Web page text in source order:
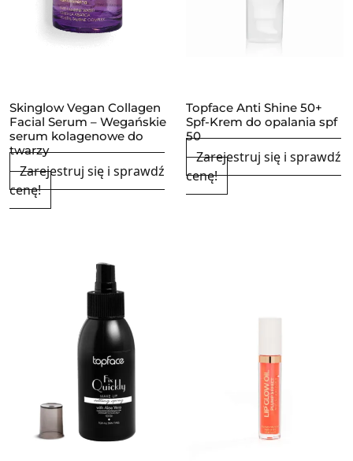
Skinglow Vegan Collagen
Facial Serum – Wegańskie
serum kolagenowe do
twarzy
Zarejestruj się i sprawdź
cenę!
Topface Anti Shine 50+
Spf-Krem do opalania spf
50
Zarejestruj się i sprawdź
cenę!